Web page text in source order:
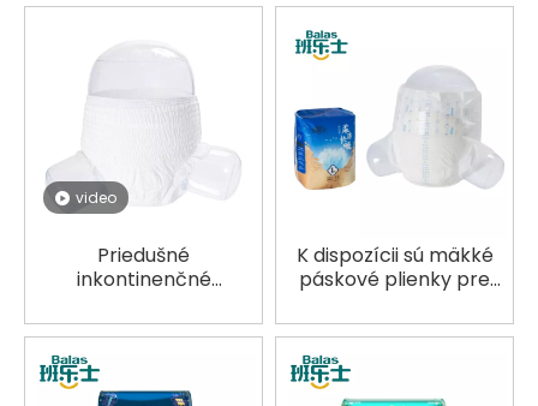
video
Priedušné
inkontinenčné
pre dospelých OEM
priame dodávky z
K dispozícii sú mäkké
páskové plienky pre
súkromné ​​značky
svetových značiek